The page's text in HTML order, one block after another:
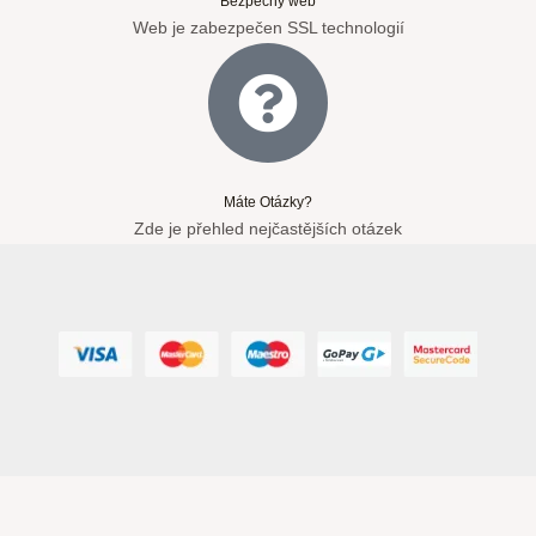
Web je zabezpečen SSL technologií
Máte Otázky?
Zde je přehled nejčastějších otázek